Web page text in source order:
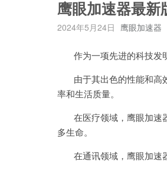
鹰眼加速器最新
2024年5月24日 鹰眼加速器
作为一项先进的科技发明
由于其出色的性能和高
率和生活质量。
在医疗领域，鹰眼加速
多生命。
在通讯领域，鹰眼加速器